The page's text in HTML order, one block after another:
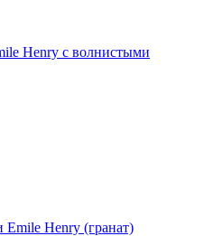
Henry с волнистыми
Henry (гранат)